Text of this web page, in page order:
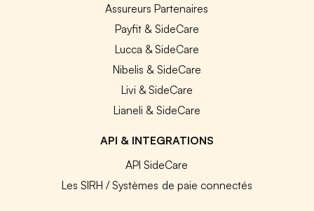
Assureurs Partenaires
Payfit & SideCare
Lucca & SideCare
Nibelis & SideCare
Livi & SideCare
Lianeli & SideCare
API & INTEGRATIONS
API SideCare
Les SIRH / Systèmes de paie connectés